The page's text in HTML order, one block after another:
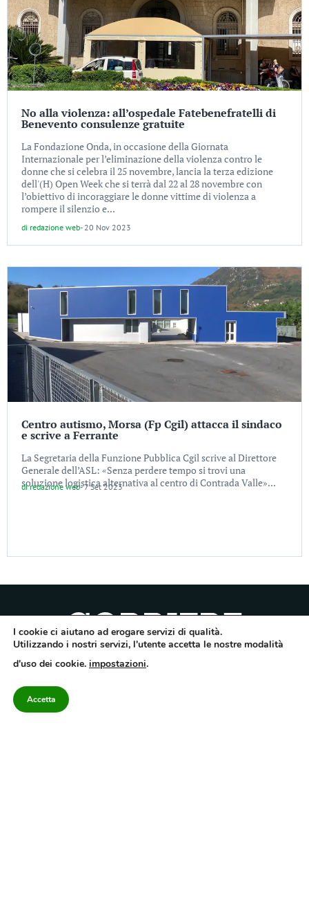
No alla violenza: all’ospedale Fatebenefratelli di
Benevento consulenze gratuite
La Fondazione Onda, in occasione della Giornata
Internazionale per l’eliminazione della violenza contro le
donne che si celebra il 25 novembre, lancia la terza edizione
dell'(H) Open Week che si terrà dal 22 al 28 novembre con
l’obiettivo di incoraggiare le donne vittime di violenza a
rompere il silenzio e...
di redazione web- 20 Nov 2023
Centro autismo, Morsa (Fp Cgil) attacca il sindaco
e scrive a Ferrante
La Segretaria della Funzione Pubblica Cgil scrive al Direttore
Generale dell’ASL: «Senza perdere tempo si trovi una
soluzione logistica alternativa al centro di Contrada Valle»...
diredazione web-7 Set 2023
10/9/2012. Iscritto nel Registro Operatori di Comunicazione al n.7671
Avellino – Cap.Soc. 20.000 € – REA 187346 – PI/CF. Reg. naz. stampa 10218/99
I cookie ci aiutano ad erogare servizi di qualità.
Utilizzando i nostri servizi, l'utente accetta le nostre modalità
d'uso dei cookie. impostazioni.
Accetta